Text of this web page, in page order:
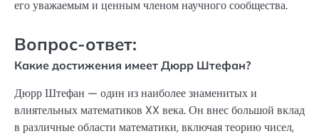
его уважаемым и ценным членом научного сообщества.
Вопрос-ответ:
Какие достижения имеет Дюрр Штефан?
Дюрр Штефан — один из наиболее знаменитых и
влиятельных математиков XX века. Он внес большой вклад
в различные области математики, включая теорию чисел,